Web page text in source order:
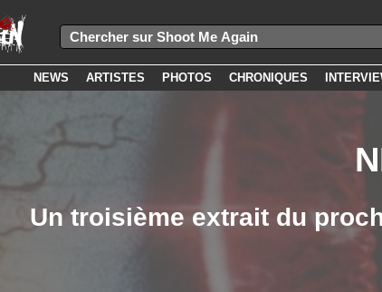
NEWS ARTISTES PHOTOS CHRONIQUES
Un troisième extrait du